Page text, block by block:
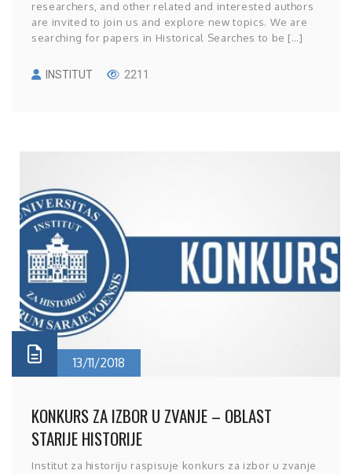
researchers, and other related and interested authors
are invited to join us and explore new topics. We are
searching for papers in Historical Searches to be […]
INSTITUT 2211
13/11/2018
KONKURS ZA IZBOR U ZVANJE – OBLAST
STARIJE HISTORIJE
Institut za historiju raspisuje konkurs za izbor u zvanje